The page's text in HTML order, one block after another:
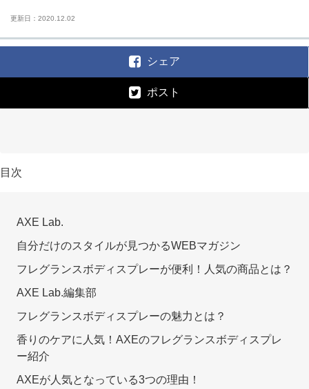
更新日：2020.12.02
シェア
ポスト
目次
AXE Lab.
自分だけのスタイルが見つかるWEBマガジン
フレグランスボディスプレーが便利！人気の商品とは？
AXE Lab.編集部
フレグランスボディスプレーの魅力とは？
香りのケアに人気！AXEのフレグランスボディスプレ
ー紹介
AXEが人気となっている3つの理由！